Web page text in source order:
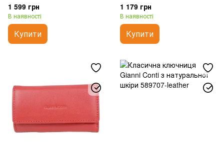
1 599 грн
В наявності
Купити
1 179 грн
В наявності
Купити